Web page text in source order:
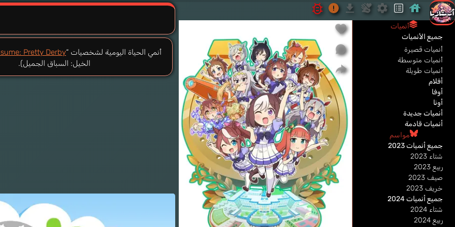
أنمي الحياة اليومية لشخصيات “Pretty Derby
الخيل: السباق الجميل).
أنميات
جميع الأنميات
أنميات قصيرة
أنميات متوسطة
أنميات طويلة
أفلام
أوفا
أونا
أنميات جديدة
أنميات قادمة
مواسم
جميع أنميات 2023
شتاء 2023
ربيع 2023
صيف 2023
خريف 2023
جميع أنميات 2024
شتاء 2024
ربيع 2024